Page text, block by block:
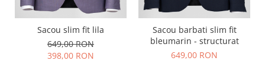
Sacou slim fit lila
649,00 RON
398,00 RON
Sacou barbati slim fit
bleumarin - structurat
649,00 RON